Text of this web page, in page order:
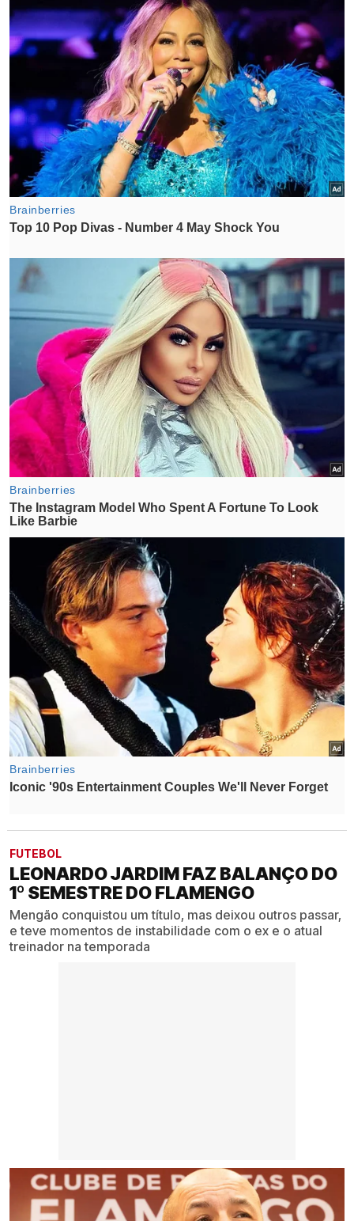
FUTEBOL
LEONARDO JARDIM FAZ BALANÇO DO
1º SEMESTRE DO FLAMENGO
Mengão conquistou um título, mas deixou outros passar,
e teve momentos de instabilidade com o ex e o atual
treinador na temporada